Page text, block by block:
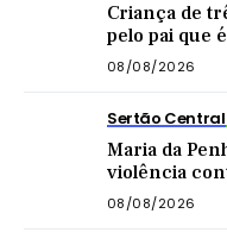
Criança de
pelo pai que
pensão
08/08/2026
Sertão Central
Maria da
violência
no Sertão
08/08/2026